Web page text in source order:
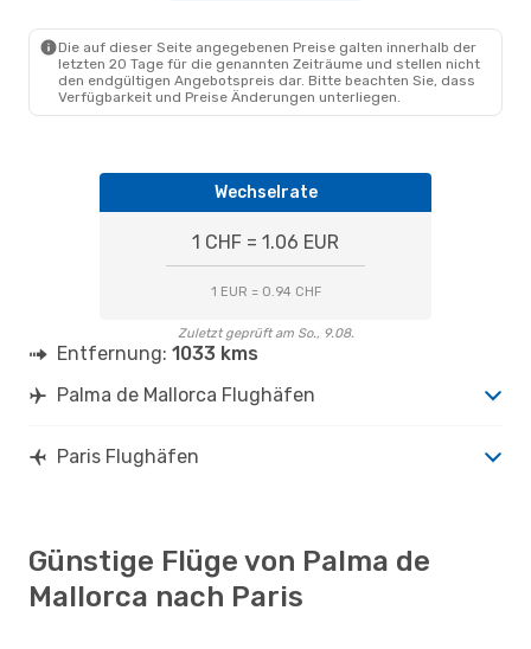
Die auf dieser Seite angegebenen Preise galten innerhalb der
letzten 20 Tage für die genannten Zeiträume und stellen nicht
den endgültigen Angebotspreis dar. Bitte beachten Sie, dass
Verfügbarkeit und Preise Änderungen unterliegen.
Wechselrate
1 CHF = 1.06 EUR
1 EUR = 0.94 CHF
Zuletzt geprüft am So., 9.08.
Entfernung: 1033 kms
Palma de Mallorca Flughäfen
Paris Flughäfen
Günstige Flüge von Palma de
Mallorca nach Paris